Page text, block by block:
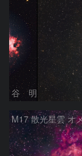
谷 明
M17 散光星雲 オ